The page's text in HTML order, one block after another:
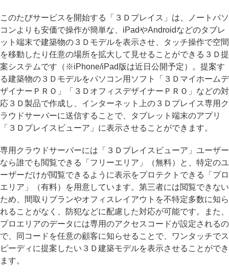
このたびサービスを開始する「３Ｄプレイス」は、ノートパソ
コンよりも安価で操作が簡単な、iPadやAndroidなどのタブレ
ット端末で建築物の３Ｄモデルを表示させ、タッチ操作で空間
を移動したり任意の場所を拡大して見せることができる３Ｄ提
案システムです（※iPhone/iPad版は近日公開予定）。提案す
る建築物の３Ｄモデルをパソコン用ソフト「３Ｄマイホームデ
ザイナーＰＲＯ」「３ＤオフィスデザイナーＰＲＯ」などの対
応３Ｄ製品で作成し、インターネット上の３Ｄプレイス専用ク
ラウドサーバーに送信することで、タブレット端末のアプリ
「３Ｄプレイスビューア」に表示させることができます。
専用クラウドサーバーには「３Ｄプレイスビューア」ユーザー
なら誰でも閲覧できる「フリーエリア」（無料）と、特定のユ
ーザーだけが閲覧できるように表示をプロテクトできる「プロ
エリア」（有料）を用意しています。第三者には閲覧できない
ため、間取りプランやオフィスレイアウトを不特定多数に知ら
れることがなく、防犯などに配慮した対応が可能です。また、
プロエリアのデータには専用のアクセスコードが設定されるの
で、同コードを任意の顧客に知らせることで、ワンタッチでス
ピーディに提案したい３Ｄ建築モデルを表示させることができ
ます。